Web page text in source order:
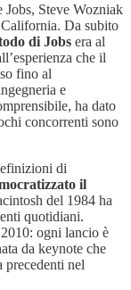
Jobs, Steve Wozniak
Da subito
di Jobs era al
che il
fino al
e
ha dato
concorrenti sono
di
il
del 1984 ha
quotidiani.
ogni lancio è
da keynote che
precedenti nel